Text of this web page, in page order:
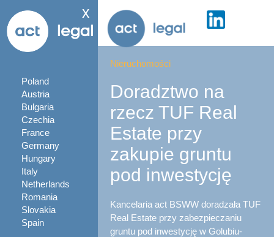
x
Poland
Austria
Bulgaria
Czechia
France
Germany
Hungary
Italy
Netherlands
Romania
Slovakia
Spain
Nieruchomości
Doradztwo na
rzecz TUF Real
Estate przy
zakupie gruntu
pod inwestycję
Kancelaria act BSWW doradzała TUF
Real Estate przy zabezpieczaniu
gruntu pod inwestycję w Golubiu-